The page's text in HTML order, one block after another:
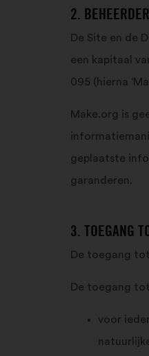
2.
De Site en de
een kapitaal
095 (hierna
Make.org is
geplaatste
garanderen.
3. TOEGANG
De toegang
De toegang
voor